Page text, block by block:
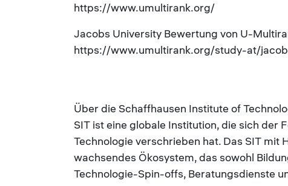
https://www.umultirank.org/
Jacobs University Bewertung von U-
https://www.umultirank.org/study-at/
Über die Schaffhausen Institute of
SIT ist eine globale Institution, die sich der
Technologie verschrieben hat. Das SIT mit
wachsendes Ökosystem, das sowohl
Technologie-Spin-offs, Beratungsdienste